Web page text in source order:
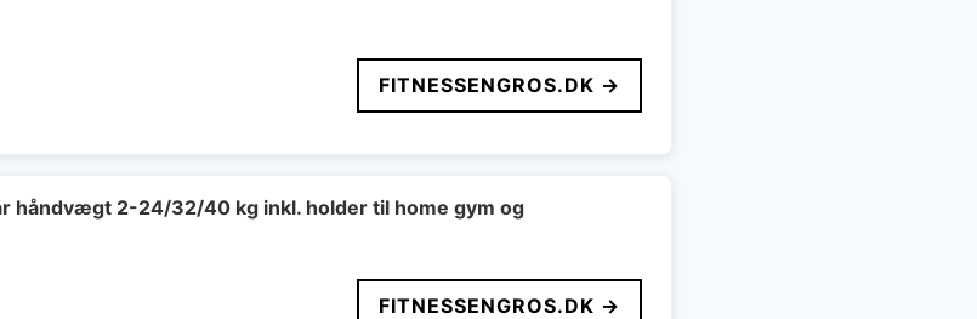
FITNESSENGROS.DK →
håndvægt 2-24/32/40 kg inkl. holder til home gym og
FITNESSENGROS.DK →